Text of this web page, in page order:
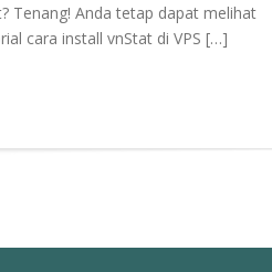
Tenang! Anda tetap dapat melihat
cara install vnStat di VPS […]